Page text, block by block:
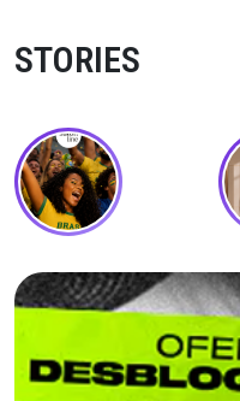
STORIES